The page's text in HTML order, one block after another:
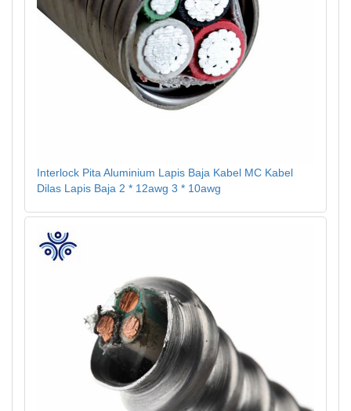
Interlock Pita Aluminium Lapis Baja Kabel MC Kabel
Dilas Lapis Baja 2 * 12awg 3 * 10awg